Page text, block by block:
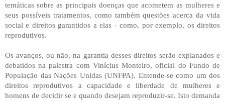
temáticas sobre as principais doenças que acometem as mulheres e
seus possíveis tratamentos, como também questões acerca da vida
social e direitos garantidos a elas - como, por exemplo, os direitos
reprodutivos.
Os avanços, ou não, na garantia desses direitos serão explanados e
debatidos na palestra com Vinícius Monteiro, oficial do Fundo de
População das Nações Unidas (UNFPA). Entende-se como um dos
direitos reprodutivos a capacidade e liberdade de mulheres e
homens de decidir se e quando desejam reproduzir-se. Isto demanda